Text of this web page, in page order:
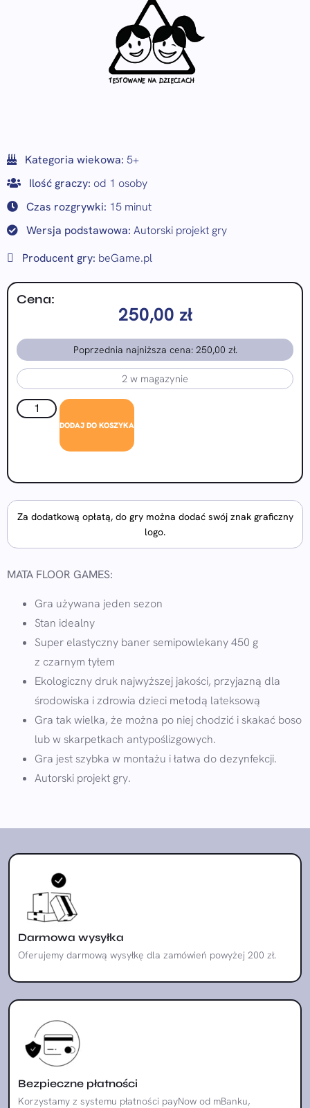
Kategoria wiekowa: 5+
Ilość graczy: od 1 osoby
Czas rozgrywki: 15 minut
Wersja podstawowa: Autorski projekt gry
Producent gry: beGame.pl
Cena:
250,00 zł
Poprzednia najniższa cena: 250,00 zł.
2 w magazynie
DODAJ DO KOSZYKA
Za dodatkową opłatą, do gry można dodać swój znak graficzny
logo.
MATA FLOOR GAMES:
Gra używana jeden sezon
Stan idealny
Super elastyczny baner semipowlekany 450 g
z czarnym tyłem
Ekologiczny druk najwyższej jakości, przyjazną dla
środowiska i zdrowia dzieci metodą lateksową
Gra tak wielka, że można po niej chodzić i skakać boso
lub w skarpetkach antypoślizgowych.
Gra jest szybka w montażu i łatwa do dezynfekcji.
Autorski projekt gry.
Darmowa wysyłka
Oferujemy darmową wysyłkę dla zamówień powyżej 200 zł.
Bezpieczne płatności
Korzystamy z systemu płatności payNow od mBanku,